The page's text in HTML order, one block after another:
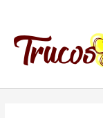
contenido